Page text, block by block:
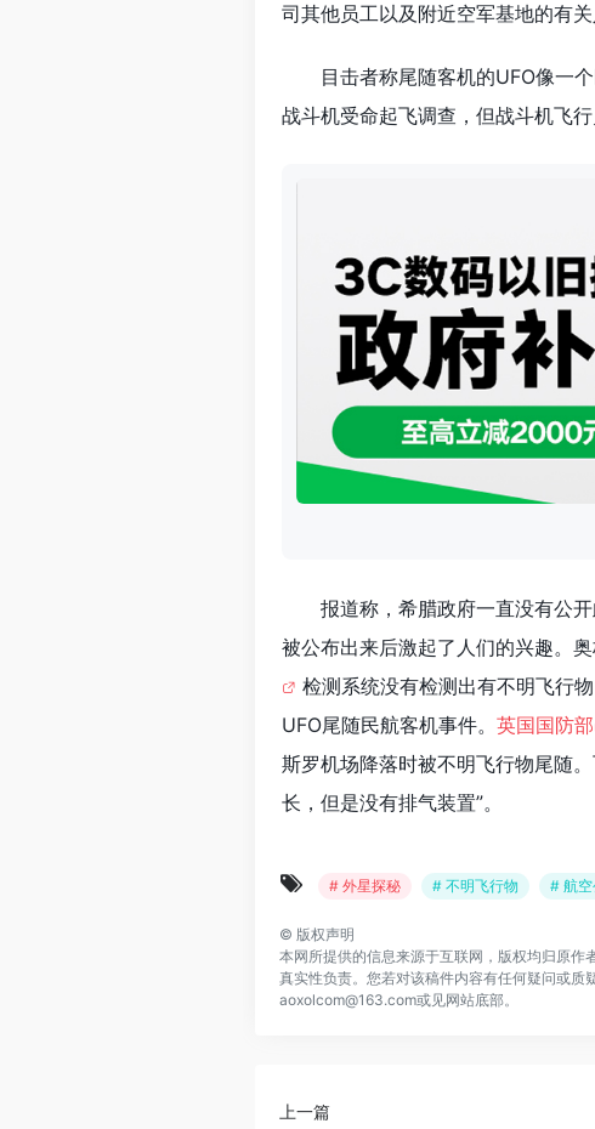
司其他员工以及附近空军基地的有关
目击者称尾随客机的UFO像一
战斗机受命起飞调查，但战斗机飞
报道称，希腊政府一直没有公
被公布出来后激起了人们的兴趣。
检测系统没有检测出有不明飞
UFO尾随民航客机事件。 英国国防部
斯罗机场降落时被不明飞行物尾随
长，但是没有排气装置”。
# 外星探秘 # 不明飞行物 # 航空
© 版权声明
本网所提供的信息来源于互联网，版权均归原
真实性负责。您若对该稿件内容有任何疑问或质
aoxolcom@163.com或见网站底部。
上一篇